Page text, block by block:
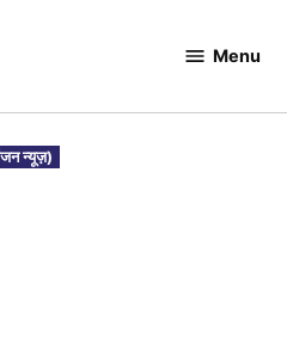
Menu
न्यूज़)